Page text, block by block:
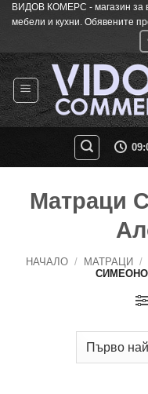
SkipВИДОВ КОМЕРС - магазин за
мебели и кухни. Обявените
Матраци
НАЧАЛО / МАТРАЦИ /